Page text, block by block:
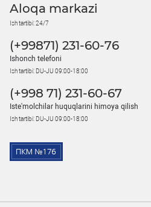
Aloqa markazi
Ish tartibi: 24/7
(+99871) 231-60-76
Ishonch telefoni
Ish tartibi: DU-JU 09:00-18:00
(+998 71) 231-60-67
Iste'molchilar huquqlarini himoya qilish
Ish tartibi: DU-JU 09:00-18:00